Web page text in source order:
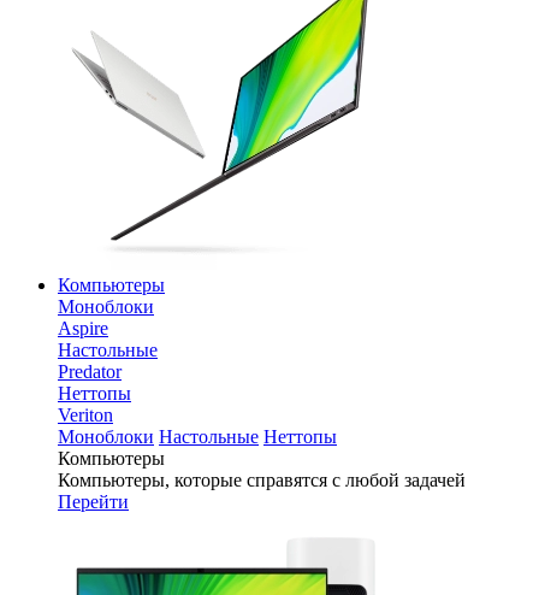
Компьютеры
Моноблоки
Aspire
Настольные
Predator
Неттопы
Veriton
Моноблоки Настольные Неттопы
Компьютеры
Компьютеры, которые справятся с любой задачей
Перейти